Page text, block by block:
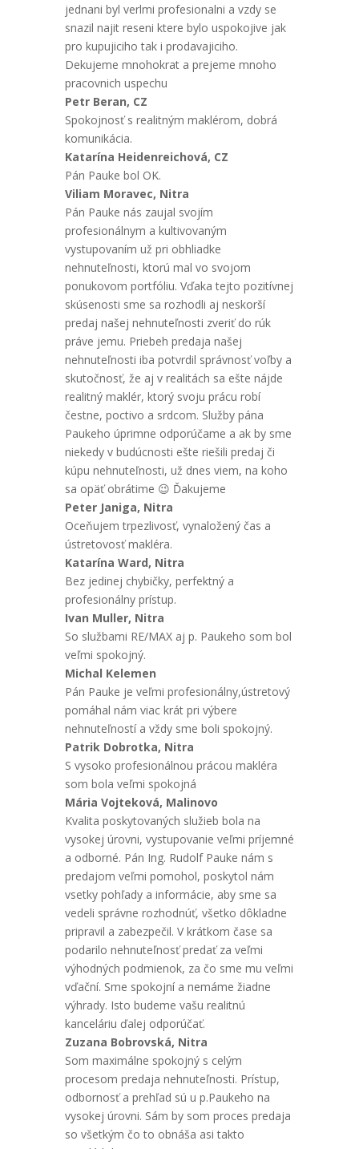
jednani byl verlmi profesionalni a vzdy se
snazil najit reseni ktere bylo uspokojive jak
pro kupujiciho tak i prodavajiciho.
Dekujeme mnohokrat a prejeme mnoho
pracovnich uspechu
Petr Beran, CZ
Spokojnosť s realitným maklérom, dobrá
komunikácia.
Katarína Heidenreichová, CZ
Pán Pauke bol OK.
Viliam Moravec, Nitra
Pán Pauke nás zaujal svojím
profesionálnym a kultivovaným
vystupovaním už pri obhliadke
nehnuteľnosti, ktorú mal vo svojom
ponukovom portfóliu. Vďaka tejto pozitívnej
skúsenosti sme sa rozhodli aj neskorší
predaj našej nehnuteľnosti zveriť do rúk
práve jemu. Priebeh predaja našej
nehnuteľnosti iba potvrdil správnosť voľby a
skutočnosť, že aj v realitách sa ešte nájde
realitný maklér, ktorý svoju prácu robí
čestne, poctivo a srdcom. Služby pána
Paukeho úprimne odporúčame a ak by sme
niekedy v budúcnosti ešte riešili predaj či
kúpu nehnuteľnosti, už dnes viem, na koho
sa opäť obrátime 😉 Ďakujeme
Peter Janiga, Nitra
Oceňujem trpezlivosť, vynaložený čas a
ústretovosť makléra.
Katarína Ward, Nitra
Bez jedinej chybičky, perfektný a
profesionálny prístup.
Ivan Muller, Nitra
So službami RE/MAX aj p. Paukeho som bol
veľmi spokojný.
Michal Kelemen
Pán Pauke je veľmi profesionálny,ústretový
pomáhal nám viac krát pri výbere
nehnuteľností a vždy sme boli spokojný.
Patrik Dobrotka, Nitra
S vysoko profesionálnou prácou makléra
som bola veľmi spokojná
Mária Vojteková, Malinovo
Kvalita poskytovaných služieb bola na
vysokej úrovni, vystupovanie veľmi príjemné
a odborné. Pán Ing. Rudolf Pauke nám s
predajom veľmi pomohol, poskytol nám
vsetky pohľady a informácie, aby sme sa
vedeli správne rozhodnúť, všetko dôkladne
pripravil a zabezpečil. V krátkom čase sa
podarilo nehnuteľnosť predať za veľmi
výhodných podmienok, za čo sme mu veľmi
vďační. Sme spokojní a nemáme žiadne
výhrady. Isto budeme vašu realitnú
kanceláriu ďalej odporúčať.
Zuzana Bobrovská, Nitra
Som maximálne spokojný s celým
procesom predaja nehnuteľnosti. Prístup,
odbornosť a prehľad sú u p.Paukeho na
vysokej úrovni. Sám by som proces predaja
so všetkým čo to obnáša asi takto